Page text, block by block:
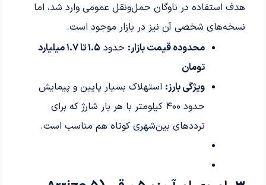
هدف استفاده در ناوگان حمل‌ونقل عمومی وارد شد، اما
نسخه‌های شخصی آن نیز در بازار موجود است.
محدوده قیمت بازار: حدود ۱.۵تا۱.۷میلیارد
تومان
ویژگی بارز: استهلاک بسیار پایین و پیمایش
حدود ۴۰۰ کیلومتر با هر بار شارژ که برای
ترددهای بین‌شهری کوتاه هم مناسب است.